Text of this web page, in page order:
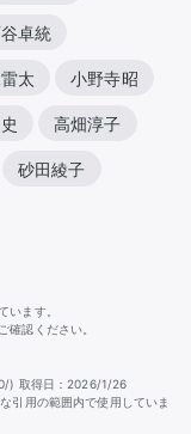
卓統
太 小野寺昭
高畑淳子
砂田綾子
います。
確認ください。
取得日：2026/1/26
引用の範囲内で使用していま